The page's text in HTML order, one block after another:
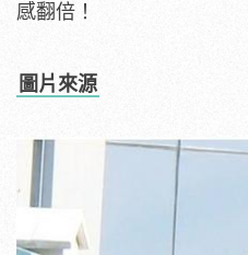
感翻倍！
圖片來源